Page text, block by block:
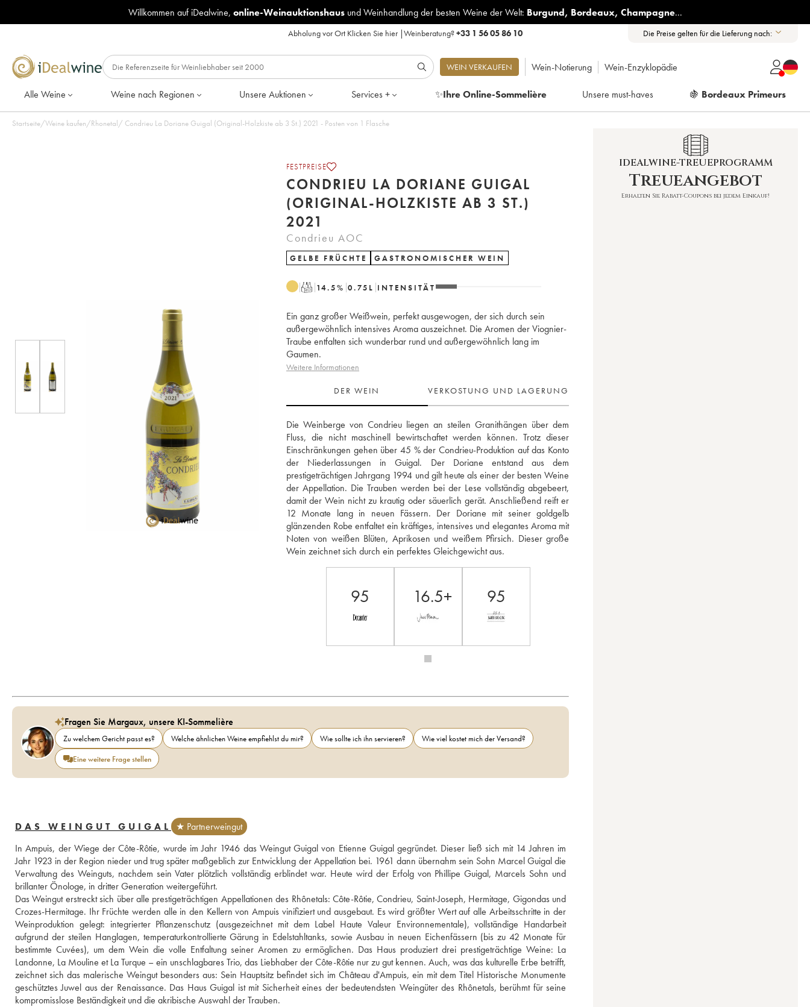
Willkommen auf iDealwine, online-Weinauktionshausund Weinhandlung der besten Weine der Welt: Burgund, Bordeaux, Champagne...
Abholung vor Ort Klicken Sie hier|Weinberatung?+33 1 56 05 86 10 Die Preise gelten für die Lieferung nach:
WEIN VERKAUFEN Wein-Notierung Wein-Enzyklopädie
Alle Weine Weine nach Regionen Unsere Auktionen Services + ✨Ihre Online-Sommelière Unsere must-haves 🍇 Bordeaux Primeurs
Startseite/Weine kaufen/Rhonetal/ Condrieu La Doriane Guigal (Original-Holzkiste ab 3 St.) 2021 - Posten von 1 Flasche
FESTPREISE
CONDRIEU LA DORIANE GUIGAL
(ORIGINAL-HOLZKISTE AB 3 ST.)
2021
Condrieu AOC
GELBE FRÜCHTE GASTRONOMISCHER WEIN
T 14.5% 0.75 L INTENSITÄT
Ein ganz großer Weißwein, perfekt ausgewogen, der sich durch sein
außergewöhnlich intensives Aroma auszeichnet. Die Aromen der Viognier-
Traube entfalten sich wunderbar rund und außergewöhnlich lang im
Gaumen.
Weitere Informationen
DER WEIN VERKOSTUNG UND LAGERUNG
Die Weinberge von Condrieu liegen an steilen Granithängen über dem
Fluss, die nicht maschinell bewirtschaftet werden können. Trotz dieser
Einschränkungen gehen über 45 % der Condrieu-Produktion auf das Konto
der Niederlassungen in Guigal. Der Doriane entstand aus dem
prestigeträchtigen Jahrgang 1994 und gilt heute als einer der besten Weine
der Appellation. Die Trauben werden bei der Lese vollständig abgebeert,
damit der Wein nicht zu krautig oder säuerlich gerät. Anschließend reift er
12 Monate lang in neuen Fässern. Der Doriane mit seiner goldgelb
glänzenden Robe entfaltet ein kräftiges, intensives und elegantes Aroma mit
Noten von weißen Blüten, Aprikosen und weißem Pfirsich. Dieser große
Wein zeichnet sich durch ein perfektes Gleichgewicht aus.
95 16.5+ 95
Fragen Sie Margaux, unsere KI-Sommelière
Zu welchem Gericht passt es? Welche ähnlichen Weine empfiehlst du mir? Wie sollte ich ihn servieren?
Wie viel kostet mich der Versand?
Eine weitere Frage stellen
DAS WEINGUT GUIGAL
★ Partnerweingut
In Ampuis, der Wiege der Côte-Rôtie, wurde im Jahr 1946 das Weingut Guigal von Etienne Guigal gegründet. Dieser ließ sich mit 14 Jahren im
Jahr 1923 in der Region nieder und trug später maßgeblich zur Entwicklung der Appellation bei. 1961 dann übernahm sein Sohn Marcel Guigal die
Verwaltung des Weinguts, nachdem sein Vater plötzlich vollständig erblindet war. Heute wird der Erfolg von Phillipe Guigal, Marcels Sohn und
brillanter Önologe, in dritter Generation weitergeführt.
Das Weingut erstreckt sich über alle prestigeträchtigen Appellationen des Rhônetals: Côte-Rôtie, Condrieu, Saint-Joseph, Hermitage, Gigondas und
Crozes-Hermitage. Ihr Früchte werden alle in den Kellern von Ampuis vinifiziert und ausgebaut. Es wird größter Wert auf alle Arbeitsschritte in der
Weinproduktion gelegt: integrierter Pflanzenschutz (ausgezeichnet mit dem Label Haute Valeur Environnementale), vollständige Handarbeit
aufgrund der steilen Hanglagen, temperaturkontrollierte Gärung in Edelstahltanks, sowie Ausbau in neuen Eichenfässern (bis zu 42 Monate für
bestimmte Cuvées), um dem Wein die volle Entfaltung seiner Aromen zu ermöglichen. Das Haus produziert drei prestigeträchtige Weine: La
Landonne, La Mouline et La Turque – ein unschlagbares Trio, das Liebhaber der Côte-Rôtie nur zu gut kennen. Auch, was das kulturelle Erbe betrifft,
zeichnet sich das malerische Weingut besonders aus: Sein Hauptsitz befindet sich im Château d'Ampuis, ein mit dem Titel Historische Monumente
geschütztes Juwel aus der Renaissance. Das Haus Guigal ist mit Sicherheit eines der bedeutendsten Weingüter des Rhônetals, berühmt für seine
kompromisslose Beständigkeit und die akribische Auswahl der Trauben.
IDEALWINE-TREUEPROGRAMM
Treueangebot
Erhalten Sie Rabatt-Coupons bei jedem Einkauf!